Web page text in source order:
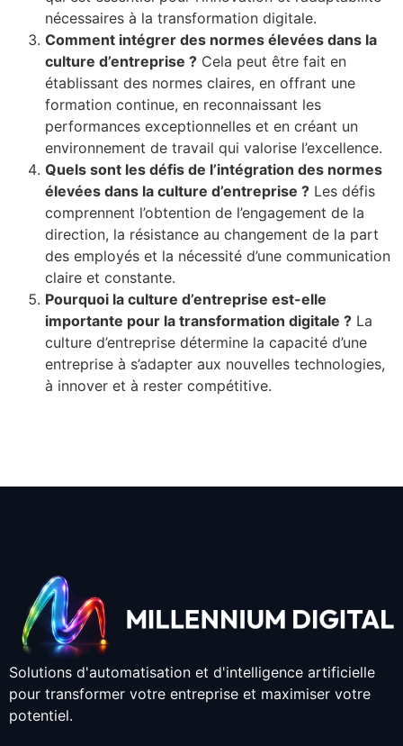
nécessaires à la transformation digitale.
Comment intégrer des normes élevées dans la
culture d’entreprise ? Cela peut être fait en
établissant des normes claires, en offrant une
formation continue, en reconnaissant les
performances exceptionnelles et en créant un
environnement de travail qui valorise l’excellence.
Quels sont les défis de l’intégration des normes
élevées dans la culture d’entreprise ? Les défis
comprennent l’obtention de l’engagement de la
direction, la résistance au changement de la part
des employés et la nécessité d’une communication
claire et constante.
Pourquoi la culture d’entreprise est-elle
importante pour la transformation digitale ? La
culture d’entreprise détermine la capacité d’une
entreprise à s’adapter aux nouvelles technologies,
à innover et à rester compétitive.
Solutions d'automatisation et d'intelligence artificielle
pour transformer votre entreprise et maximiser votre
potentiel.